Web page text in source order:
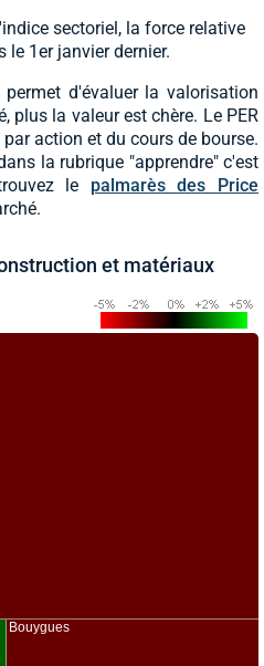
sectoriel, la force relative
le 1er janvier dernier.
d'évaluer la valorisation
plus la valeur est chère. Le PER
action et du cours de bourse.
la rubrique "apprendre" c'est
le palmarès des Price
et matériaux